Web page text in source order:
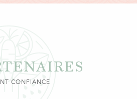
CONFIANCE